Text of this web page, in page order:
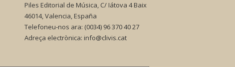
Piles Editorial de Música, C/ Iátova 4 Baix
46014, Valencia, España
Telefoneu-nos ara: (0034) 96 370 40 27
Adreça electrònica: info@clivis.cat